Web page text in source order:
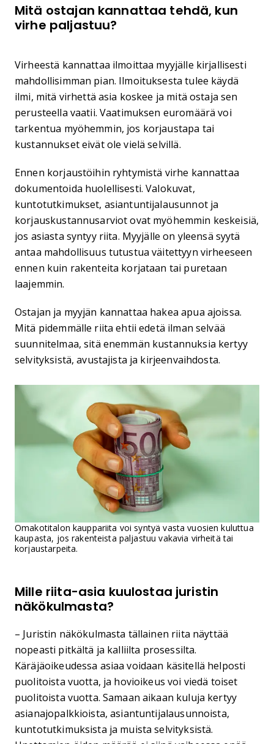
Mitä ostajan kannattaa tehdä, kun
virhe paljastuu?
Virheestä kannattaa ilmoittaa myyjälle kirjallisesti
mahdollisimman pian. Ilmoituksesta tulee käydä
ilmi, mitä virhettä asia koskee ja mitä ostaja sen
perusteella vaatii. Vaatimuksen euromäärä voi
tarkentua myöhemmin, jos korjaustapa tai
kustannukset eivät ole vielä selvillä.
Ennen korjaustöihin ryhtymistä virhe kannattaa
dokumentoida huolellisesti. Valokuvat,
kuntotutkimukset, asiantuntijalausunnot ja
korjauskustannusarviot ovat myöhemmin keskeisiä,
jos asiasta syntyy riita. Myyjälle on yleensä syytä
antaa mahdollisuus tutustua väitettyyn virheeseen
ennen kuin rakenteita korjataan tai puretaan
laajemmin.
Ostajan ja myyjän kannattaa hakea apua ajoissa.
Mitä pidemmälle riita ehtii edetä ilman selvää
suunnitelmaa, sitä enemmän kustannuksia kertyy
selvityksistä, avustajista ja kirjeenvaihdosta.
Omakotitalon kauppariita voi syntyä vasta vuosien kuluttua
kaupasta, jos rakenteista paljastuu vakavia virheitä tai
korjaustarpeita.
Mille riita-asia kuulostaa juristin
näkökulmasta?
– Juristin näkökulmasta tällainen riita näyttää
nopeasti pitkältä ja kalliilta prosessilta.
Käräjäoikeudessa asiaa voidaan käsitellä helposti
puolitoista vuotta, ja hovioikeus voi viedä toiset
puolitoista vuotta. Samaan aikaan kuluja kertyy
asianajopalkkioista, asiantuntijalausunnoista,
kuntotutkimuksista ja muista selvityksistä.